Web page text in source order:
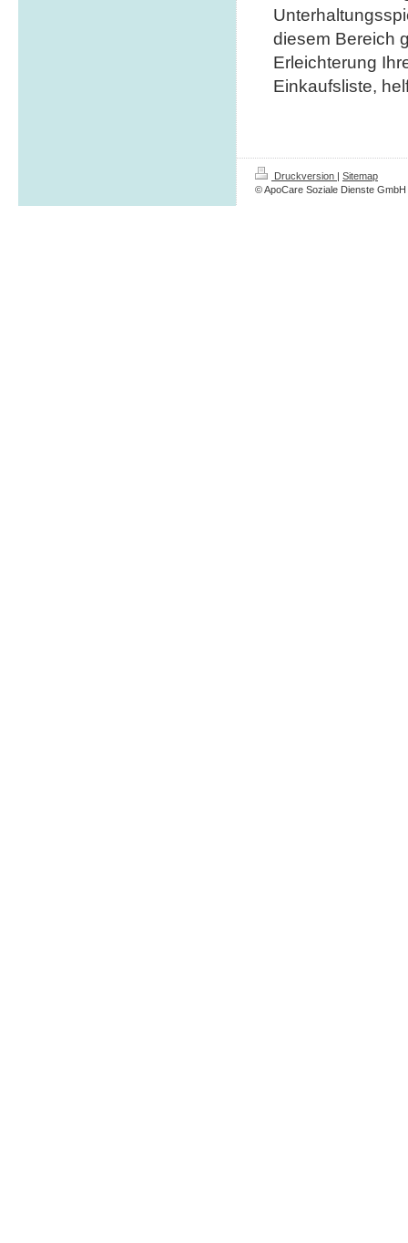
diesem Bereich
Erleichterung
Einkaufsliste,
Druckversion | Sitemap
© ApoCare Soziale Dienste GmbH